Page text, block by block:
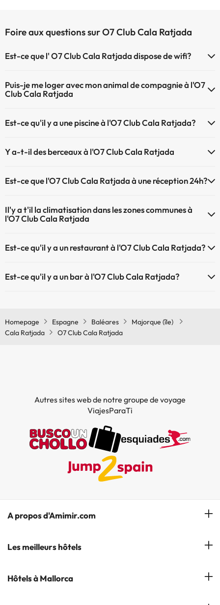
Foire aux questions sur O7 Club Cala Ratjada
Est-ce que l' O7 Club Cala Ratjada dispose de wifi?
Puis-je me loger avec mon animal de compagnie à l'O7
Club Cala Ratjada
pas admis.
Est-ce qu'il y a une piscine à l'O7 Club Cala Ratjada?
plus d'info sur la piscine et d'autres installations.
Y a-t-il des berceaux à l'O7 Club Cala Ratjada
Est-ce que l'O7 Club Cala Ratjada à une réception 24h?
Il'y a t'il la climatisation dans les zones communes à
l'O7 Club Cala Ratjada
Ratjada
Est-ce qu'il y a un restaurant à l'O7 Club Cala Ratjada?
Est-ce qu'il y a un bar à l'O7 Club Cala Ratjada?
Homepage Espagne Baléares
Majorque (île)
Cala Ratjada
O7 Club Cala Ratjada
Autres sites web de notre groupe de voyage
ViajesParaTi
A propos d'Amimir.com
Notre équipe
S'abonner à notre bulletin d'information
Les meilleurs hôtels
Hôtels à Salou
Hôtels à Mallorca